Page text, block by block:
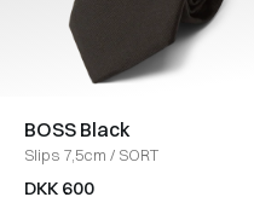
BOSS Black
Slips 7,5cm / SORT
DKK 600